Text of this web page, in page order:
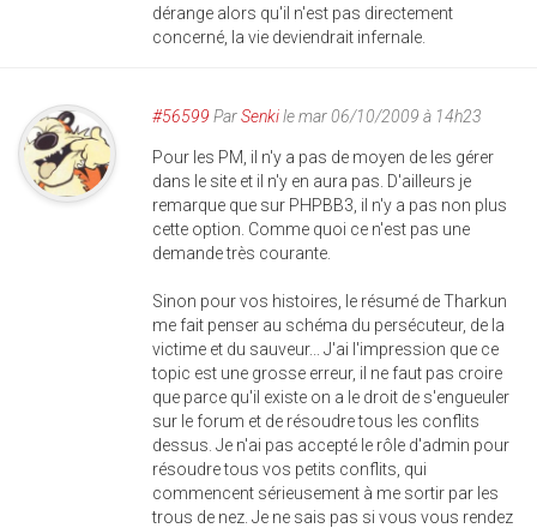
dérange alors qu'il n'est pas directement
concerné, la vie deviendrait infernale.
#56599 ParSenkile mar 06/10/2009 à 14h23
Pour les PM, il n'y a pas de moyen de les gérer
dans le site et il n'y en aura pas. D'ailleurs je
remarque que sur PHPBB3, il n'y a pas non plus
cette option. Comme quoi ce n'est pas une
demande très courante.
Sinon pour vos histoires, le résumé de Tharkun
me fait penser au schéma du persécuteur, de la
victime et du sauveur... J'ai l'impression que ce
topic est une grosse erreur, il ne faut pas croire
que parce qu'il existe on a le droit de s'engueuler
sur le forum et de résoudre tous les conflits
dessus. Je n'ai pas accepté le rôle d'admin pour
résoudre tous vos petits conflits, qui
commencent sérieusement à me sortir par les
trous de nez. Je ne sais pas si vous vous rendez